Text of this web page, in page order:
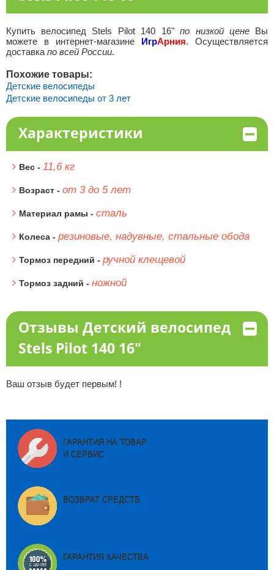
Купить велосипед Stels Pilot 140 16"по низкой цене Вы
можете в интернет-магазине ИгрАрния. Осуществляется
доставка по всей России.
Похожие товары:
Детские велосипеды
Детские велосипеды от 3 лет
Характеристики
Вес - 11,6 кг
Возраст - от 3 до 5 лет
Материал рамы - сталь
Колеса - резиновые, надувные, стальные обода
Тормоз передний - ручной клещевой
Тормоз задний - ножной
Отзывы Детский велосипед
Stels Pilot 140 16"
Ваш отзыв будет первым! !
ГАРАНТИЯ НА ТОВАР
И СЕРВИС
ВОЗВРАТ СРЕДСТВ
ГАРАНТИЯ КАЧЕСТВА